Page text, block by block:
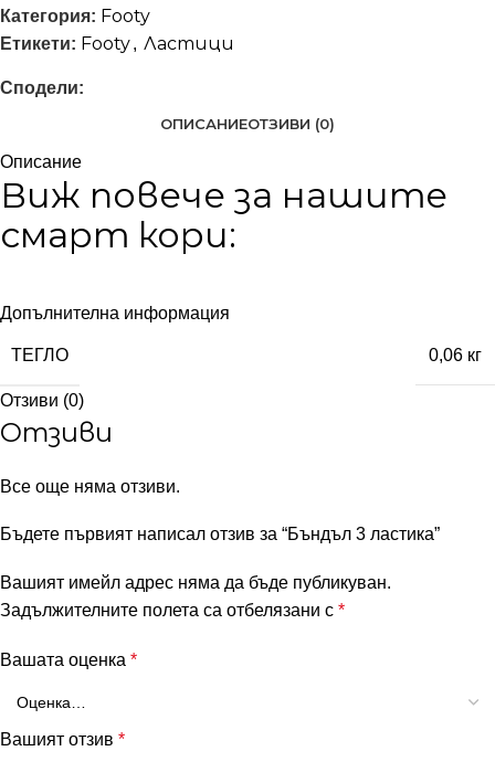
Категория: Footy
Етикети: Footy, Ластици
Сподели:
ОПИСАНИЕОТЗИВИ (0)
Описание
Виж повече за нашите
смарт кори:
Допълнителна информация
ТЕГЛО 0,06 кг
Отзиви (0)
Отзиви
Все още няма отзиви.
Бъдете първият написал отзив за “Бъндъл 3 ластика”
Вашият имейл адрес няма да бъде публикуван.
Задължителните полета са отбелязани с *
Вашата оценка *
Вашият отзив *